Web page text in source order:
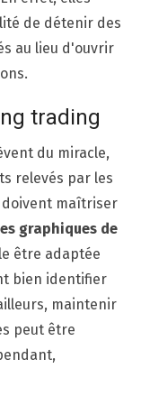
de détenir des
au lieu d'ouvrir
trading
du miracle,
relevés par les
doivent maîtriser
graphiques de
être adaptée
bien identifier
maintenir
peut être